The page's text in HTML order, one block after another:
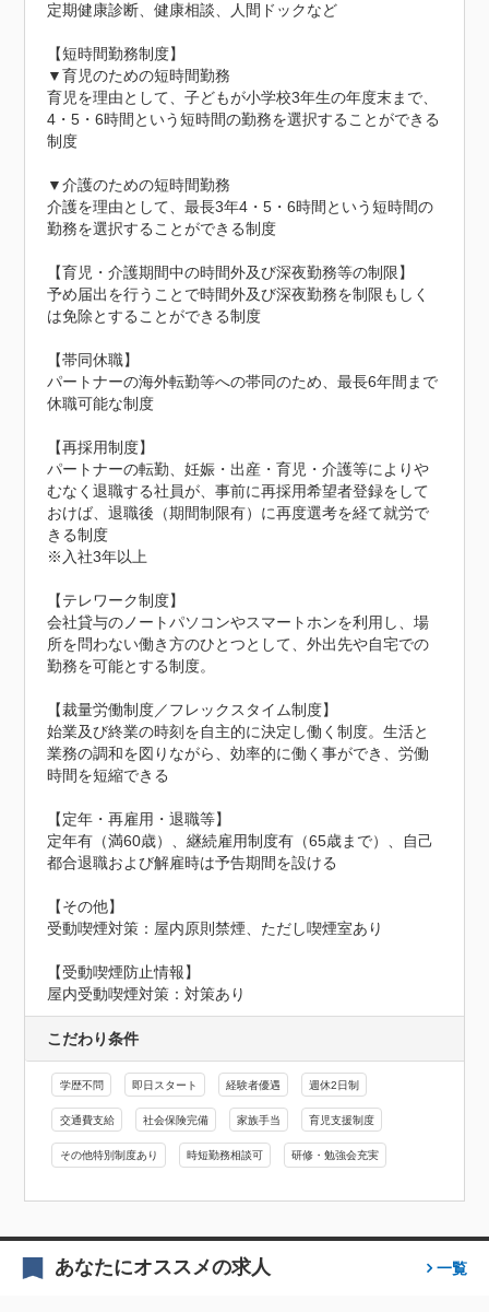
定期健康診断、健康相談、人間ドックなど
【短時間勤務制度】
▼育児のための短時間勤務
育児を理由として、子どもが小学校3年生の年度末まで、
4・5・6時間という短時間の勤務を選択することができる
制度
▼介護のための短時間勤務
介護を理由として、最長3年4・5・6時間という短時間の
勤務を選択することができる制度
【育児・介護期間中の時間外及び深夜勤務等の制限】
予め届出を行うことで時間外及び深夜勤務を制限もしく
は免除とすることができる制度
【帯同休職】
パートナーの海外転勤等への帯同のため、最長6年間まで
休職可能な制度
【再採用制度】
パートナーの転勤、妊娠・出産・育児・介護等によりや
むなく退職する社員が、事前に再採用希望者登録をして
おけば、退職後（期間制限有）に再度選考を経て就労で
きる制度
※入社3年以上
【テレワーク制度】
会社貸与のノートパソコンやスマートホンを利用し、場
所を問わない働き方のひとつとして、外出先や自宅での
勤務を可能とする制度。
【裁量労働制度／フレックスタイム制度】
始業及び終業の時刻を自主的に決定し働く制度。生活と
業務の調和を図りながら、効率的に働く事ができ、労働
時間を短縮できる
【定年・再雇用・退職等】
定年有（満60歳）、継続雇用制度有（65歳まで）、自己
都合退職および解雇時は予告期間を設ける
【その他】
受動喫煙対策：屋内原則禁煙、ただし喫煙室あり
【受動喫煙防止情報】
屋内受動喫煙対策：対策あり
こだわり条件
学歴不問 即日スタート 経験者優遇 週休2日制
交通費支給 社会保険完備 家族手当 育児支援制度
その他特別制度あり 時短勤務相談可 研修・勉強会充実
あなたにオススメの求人 一覧